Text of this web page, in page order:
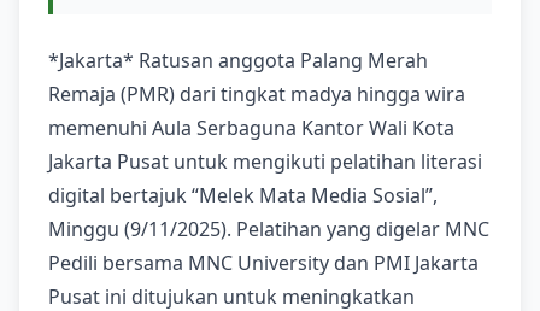
*Jakarta* Ratusan anggota Palang Merah
Remaja (PMR) dari tingkat madya hingga wira
memenuhi Aula Serbaguna Kantor Wali Kota
Jakarta Pusat untuk mengikuti pelatihan literasi
digital bertajuk “Melek Mata Media Sosial”,
Minggu (9/11/2025). Pelatihan yang digelar MNC
Pedili bersama MNC University dan PMI Jakarta
Pusat ini ditujukan untuk meningkatkan